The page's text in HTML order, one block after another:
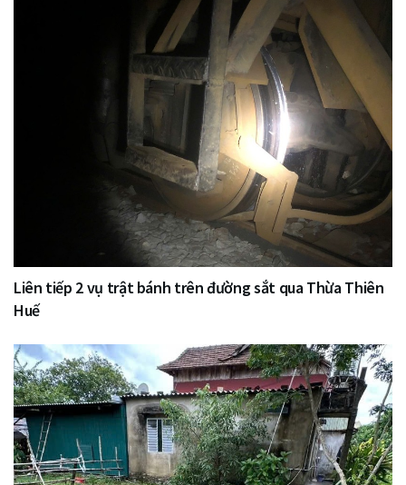
Liên tiếp 2 vụ trật bánh trên đường sắt qua Thừa Thiên
Huế